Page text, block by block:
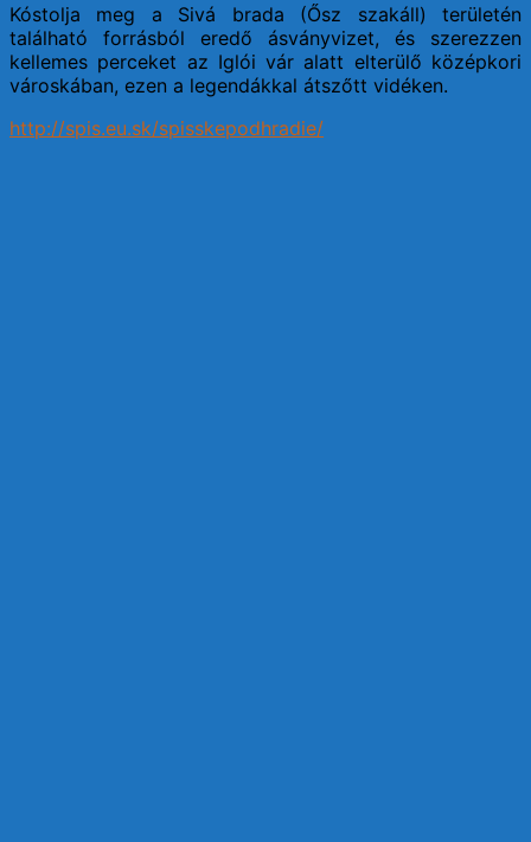
Kóstolja meg a Sivá brada (Ősz szakáll) területén
található forrásból eredő ásványvizet, és szerezzen
kellemes perceket az Iglói vár alatt elterülő középkori
városkában, ezen a legendákkal átszőtt vidéken.
http://spis.eu.sk/spisskepodhradie/